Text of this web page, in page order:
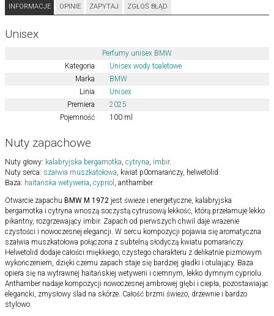
INFORMACJE OPINIE ZAPYTAJ ZGŁOŚ BŁĄD
Unisex
Perfumy unisex BMW
Kategoria
Unisex wody toaletowe
Marka
BMW
Linia
Unisex
Premiera
2025
Pojemność
100 ml
Nuty zapachowe
Nuty głowy: kalabryjska bergamotka, cytryna, imbir.
Nuty serca: szałwia muszkatołowa, kwiat p0omarańczy, helwetolid.
Baza: haitańska wetyweria, cypriol , anthamber.
Otwarcie zapachu BMW M 1972 jest świeże i energetyczne, kalabryjska
bergamotka i cytryna wnoszą soczystą cytrusową lekkość, którą przełamuje lekko
pikantny, rozgrzewający imbir. Zapach od pierwszych chwil daje wrażenie
czystości i nowoczesnej elegancji. W sercu kompozycji pojawia się aromatyczna
szałwia muszkatołowa połączona z subtelną słodyczą kwiatu pomarańczy.
Helwetolid dodaje całości miękkiego, czystego charakteru z delikatnie piżmowym
wykończeniem, dzięki czemu zapach staje się bardziej gładki i otulający. Baza
opiera się na wytrawnej haitańskiej wetywerii i ciemnym, lekko dymnym cypriolu.
Anthamber nadaje kompozycji nowoczesnej ambrowej głębi i ciepła, pozostawiając
elegancki, zmysłowy ślad na skórze. Całość brzmi świeżo, drzewnie i bardzo
stylowo.